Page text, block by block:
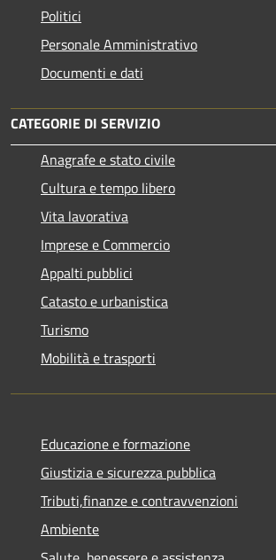
Politici
Personale Amministrativo
Documenti e dati
CATEGORIE DI SERVIZIO
Anagrafe e stato civile
Cultura e tempo libero
Vita lavorativa
Imprese e Commercio
Appalti pubblici
Catasto e urbanistica
Turismo
Mobilità e trasporti
Educazione e formazione
Giustizia e sicurezza pubblica
Tributi,finanze e contravvenzioni
Ambiente